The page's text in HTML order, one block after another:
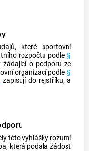
které sportovní
rozpočtu podle §
žádající o podporu ze
organizací podle §
zapisují do rejstříku, a
této vyhlášky rozumí
která podala žádost